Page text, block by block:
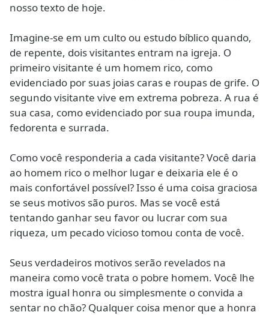
nosso texto de hoje.
Imagine-se em um culto ou estudo bíblico quando,
de repente, dois visitantes entram na igreja. O
primeiro visitante é um homem rico, como
evidenciado por suas joias caras e roupas de grife. O
segundo visitante vive em extrema pobreza. A rua é
sua casa, como evidenciado por sua roupa imunda,
fedorenta e surrada.
Como você responderia a cada visitante? Você daria
ao homem rico o melhor lugar e deixaria ele é o
mais confortável possível? Isso é uma coisa graciosa
se seus motivos são puros. Mas se você está
tentando ganhar seu favor ou lucrar com sua
riqueza, um pecado vicioso tomou conta de você.
Seus verdadeiros motivos serão revelados na
maneira como você trata o pobre homem. Você lhe
mostra igual honra ou simplesmente o convida a
sentar no chão? Qualquer coisa menor que a honra